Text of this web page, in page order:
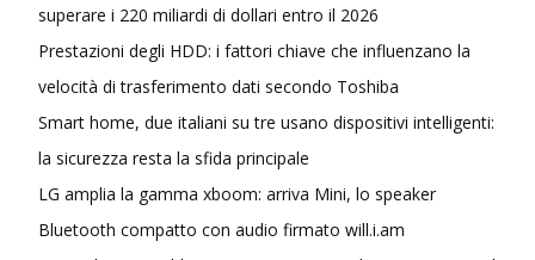
superare i 220 miliardi di dollari entro il 2026
Prestazioni degli HDD: i fattori chiave che influenzano la
velocità di trasferimento dati secondo Toshiba
Smart home, due italiani su tre usano dispositivi intelligenti:
la sicurezza resta la sfida principale
LG amplia la gamma xboom: arriva Mini, lo speaker
Bluetooth compatto con audio firmato will.i.am